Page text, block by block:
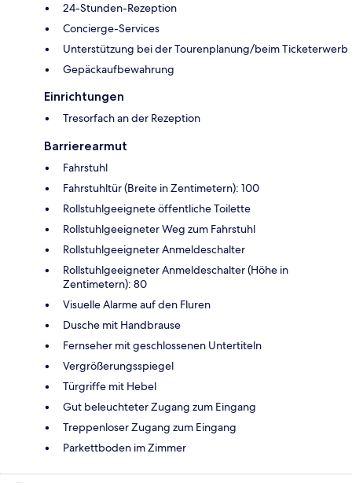
24-Stunden-Rezeption
Concierge-Services
Unterstützung bei der Tourenplanung/beim Ticketerwerb
Gepäckaufbewahrung
Einrichtungen
Tresorfach an der Rezeption
Barrierearmut
Fahrstuhl
Fahrstuhltür (Breite in Zentimetern): 100
Rollstuhlgeeignete öffentliche Toilette
Rollstuhlgeeigneter Weg zum Fahrstuhl
Rollstuhlgeeigneter Anmeldeschalter
Rollstuhlgeeigneter Anmeldeschalter (Höhe in
Zentimetern): 80
Visuelle Alarme auf den Fluren
Dusche mit Handbrause
Fernseher mit geschlossenen Untertiteln
Vergrößerungsspiegel
Türgriffe mit Hebel
Gut beleuchteter Zugang zum Eingang
Treppenloser Zugang zum Eingang
Parkettboden im Zimmer